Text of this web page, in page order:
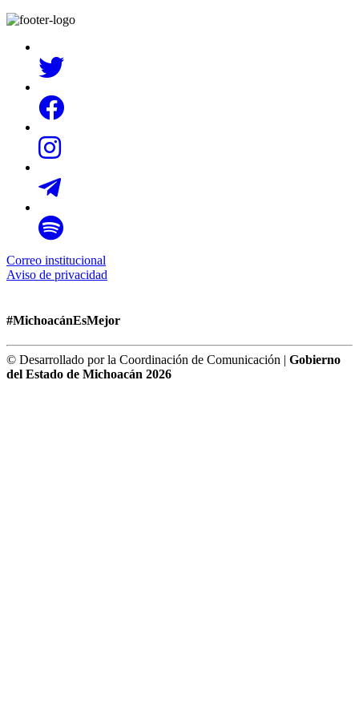
Correo institucional
Aviso de privacidad
#MichoacánEsMejor
© Desarrollado por la Coordinación de Comunicación | Gobierno
del Estado de Michoacán 2026